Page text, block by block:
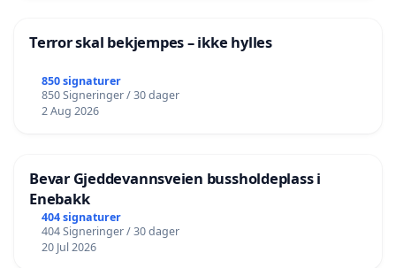
Terror skal bekjempes – ikke hylles
850 signaturer
850 Signeringer / 30 dager
2 Aug 2026
Bevar Gjeddevannsveien bussholdeplass i
Enebakk
404 signaturer
404 Signeringer / 30 dager
20 Jul 2026